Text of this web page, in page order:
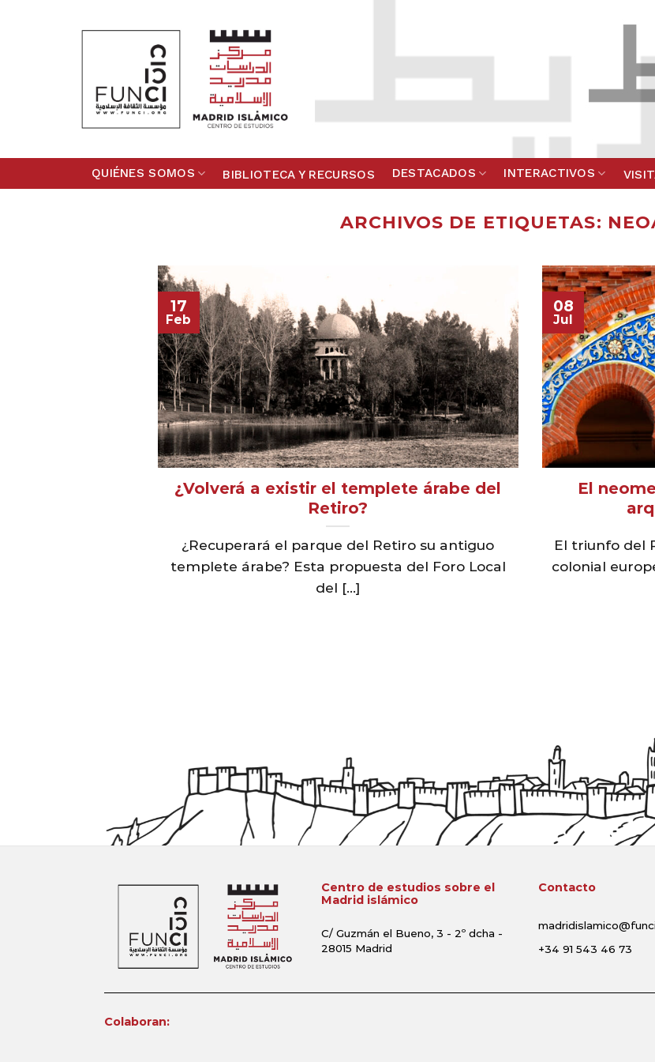
QUIÉNES SOMOS BIBLIOTECA Y RECURSOS DESTACADOS INTERACTIVOS
ARCHIVOS DE ETIQUETAS:
¿Volverá a existir el templete árabe del
Retiro?
¿Recuperará el parque del Retiro su antiguo
templete árabe? Esta propuesta del Foro Local
del [...]
17
Feb
El
El triunfo del
colonial
08
Jul
Centro de estudios sobre el
Madrid islámico
C/ Guzmán el Bueno, 3 - 2º dcha -
28015 Madrid
Contacto
+34 91 543 46 73
Colaboran: